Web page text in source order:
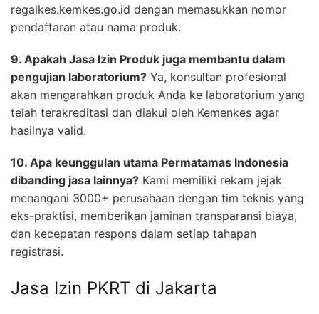
regalkes.kemkes.go.id dengan memasukkan nomor
pendaftaran atau nama produk.
9. Apakah Jasa Izin Produk juga membantu dalam
pengujian laboratorium? Ya, konsultan profesional
akan mengarahkan produk Anda ke laboratorium yang
telah terakreditasi dan diakui oleh Kemenkes agar
hasilnya valid.
10. Apa keunggulan utama Permatamas Indonesia
dibanding jasa lainnya? Kami memiliki rekam jejak
menangani 3000+ perusahaan dengan tim teknis yang
eks-praktisi, memberikan jaminan transparansi biaya,
dan kecepatan respons dalam setiap tahapan
registrasi.
Jasa Izin PKRT di Jakarta